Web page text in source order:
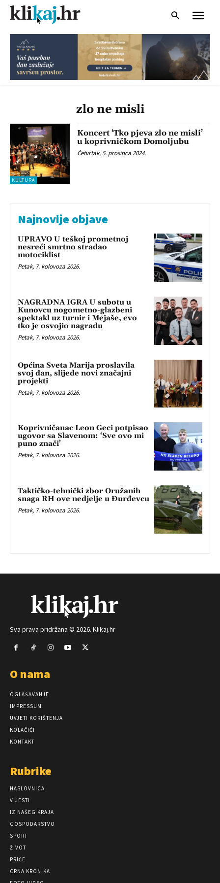
zlo ne misli
KULTURA
Koncert ‘Tko pjeva zlo ne misli’
u koprivničkom Domoljubu
Četvrtak, 5. prosinca 2024.
Najnovije objave
UPRAVO U teškoj prometnoj
nesreći smrtno stradao
motociklist
Petak, 7. kolovoza 2026.
NAGRADNA IGRA U subotu u
Kunovcu nogometno-glazbeni
spektakl uz turnir i Mejaše, evo
tko je osvojio nagradu
Petak, 7. kolovoza 2026.
Općina Sveta Marija proslavila
svoj dan, slijede novi značajni
projekti
Petak, 7. kolovoza 2026.
Koprivničanac Leon Geci potpisao
ugovor sa Slavenom: ‘Sve ovo mi
puno znači’
Petak, 7. kolovoza 2026.
Taktičko-tehnički zbor Oružanih
snaga RH ove nedjelje u Đurđevcu
Petak, 7. kolovoza 2026.
Sva prava pridržana © 2026. Klikaj.hr
O nama
OGLAŠAVANJE
IMPRESSUM
UVJETI KORIŠTENJA
KOLAČIĆI
KONTAKT
Rubrike
NASLOVNICA
VIJESTI
IZ NAŠEG KRAJA
GOSPODARSTVO
SPORT
ŽIVOT
PRIČE
CRNA KRONIKA